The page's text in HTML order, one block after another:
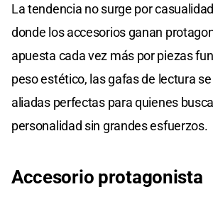
La tendencia no surge por
donde los accesorios ganan
apuesta cada vez más por piezas
peso estético, las gafas de lectura
aliadas perfectas para quienes
personalidad sin grandes esfuerzos.
Accesorio protagonista